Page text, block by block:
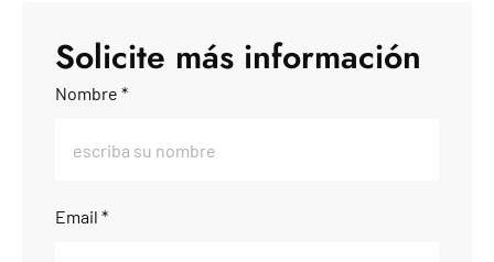
Solicite más información
Nombre *
Email *